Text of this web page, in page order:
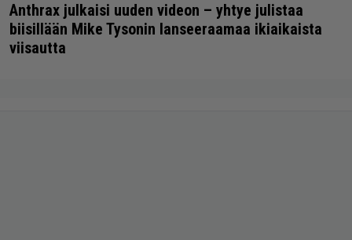
Anthrax julkaisi uuden videon – yhtye julistaa
biisillään Mike Tysonin lanseeraamaa ikiaikaista
viisautta